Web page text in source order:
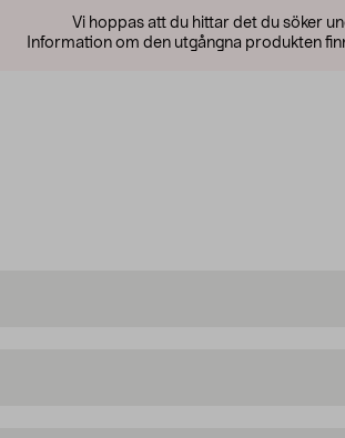
Vi hoppas att du hittar det du söker
Information om den utgångna produkten